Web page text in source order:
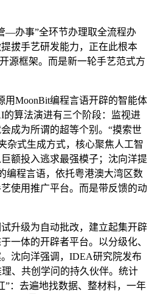
事”全环节办理取全流程办
拔手艺研发能力，正在此根本
开源框架。而是新一轮手艺范式方
MoonBit编程言语开辟的智能体
的算法演进有三个阶段：监视进
成为所谓的超等个别。“摸索世
杂式生成方式，核心聚焦人工智
额投入逃求最强模子；沈向洋提
编程言语，依托粤港澳大湾区数
使用推广平台。而是带反馈的动
级为自动批改，建立起集开辟
一体的开辟者平台。以分级化、
沈向洋强调，IDEA研究院发布
、共创学问的持久伙伴。统计
”：去遍地找数据、整材料，一年